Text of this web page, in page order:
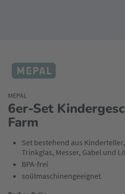
6er-Set
Farm
MEPAL
Set bestehend aus
Trinkglas, Messer, Gabel und
BPA-frei
soülmaschinengeeignet